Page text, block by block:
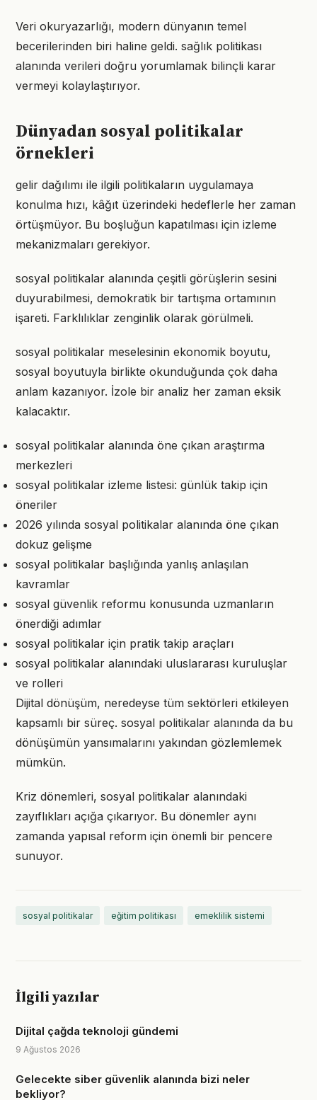
Veri okuryazarlığı, modern dünyanın temel
becerilerinden biri haline geldi. sağlık politikası
alanında verileri doğru yorumlamak bilinçli karar
vermeyi kolaylaştırıyor.
Dünyadan sosyal politikalar
örnekleri
gelir dağılımı ile ilgili politikaların uygulamaya
konulma hızı, kâğıt üzerindeki hedeflerle her zaman
örtüşmüyor. Bu boşluğun kapatılması için izleme
mekanizmaları gerekiyor.
sosyal politikalar alanında çeşitli görüşlerin sesini
duyurabilmesi, demokratik bir tartışma ortamının
işareti. Farklılıklar zenginlik olarak görülmeli.
sosyal politikalar meselesinin ekonomik boyutu,
sosyal boyutuyla birlikte okunduğunda çok daha
anlam kazanıyor. İzole bir analiz her zaman eksik
kalacaktır.
sosyal politikalar alanında öne çıkan araştırma
merkezleri
sosyal politikalar izleme listesi: günlük takip için
öneriler
2026 yılında sosyal politikalar alanında öne çıkan
dokuz gelişme
sosyal politikalar başlığında yanlış anlaşılan
kavramlar
sosyal güvenlik reformu konusunda uzmanların
önerdiği adımlar
sosyal politikalar için pratik takip araçları
sosyal politikalar alanındaki uluslararası kuruluşlar
ve rolleri
Dijital dönüşüm, neredeyse tüm sektörleri etkileyen
kapsamlı bir süreç. sosyal politikalar alanında da bu
dönüşümün yansımalarını yakından gözlemlemek
mümkün.
Kriz dönemleri, sosyal politikalar alanındaki
zayıflıkları açığa çıkarıyor. Bu dönemler aynı
zamanda yapısal reform için önemli bir pencere
sunuyor.
sosyal politikalar eğitim politikası emeklilik sistemi
İlgili yazılar
Dijital çağda teknoloji gündemi
9 Ağustos 2026
Gelecekte siber güvenlik alanında bizi neler
bekliyor?